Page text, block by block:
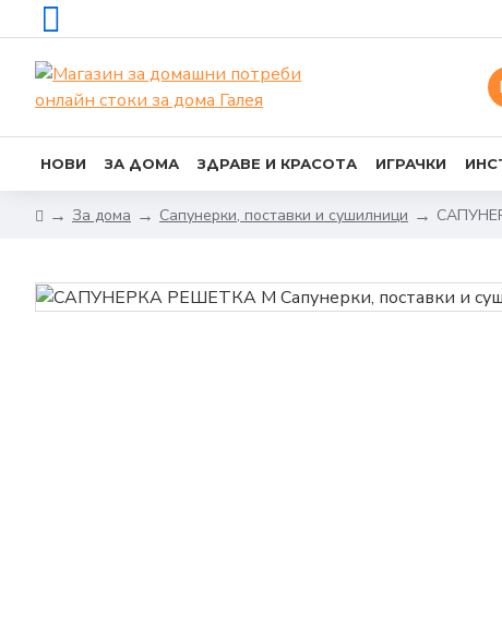
НОВИ ЗА ДОМА ЗДРАВЕ И КРАСОТА ИГРАЧКИ
За дома Сапунерки, поставки и сушилници